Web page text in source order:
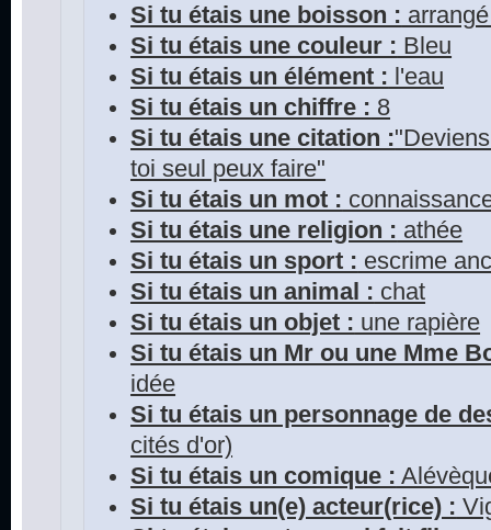
Si tu étais une boisson :
Si tu étais une couleur : Bleu
Si tu étais un élément : l'eau
Si tu étais un chiffre : 8
Si tu étais une citation :
toi seul peux faire"
Si tu étais un mot :
Si tu étais une religion : athée
Si tu étais un sport : escrime
Si tu étais un animal : chat
Si tu étais un objet : une rapière
Si tu étais un Mr ou une Mme
idée
Si tu étais un personnage de
cités d'or)
Si tu étais un comique :
Si tu étais un(e) acteur(rice) :